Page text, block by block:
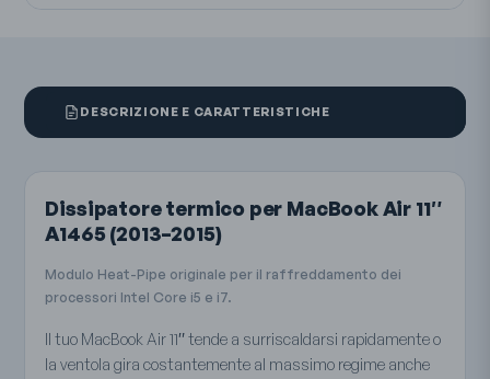
DESCRIZIONE E CARATTERISTICHE
Dissipatore termico per MacBook Air 11″
A1465 (2013–2015)
Modulo Heat-Pipe originale per il raffreddamento dei
processori Intel Core i5 e i7.
Il tuo MacBook Air 11″ tende a surriscaldarsi rapidamente o
la ventola gira costantemente al massimo regime anche